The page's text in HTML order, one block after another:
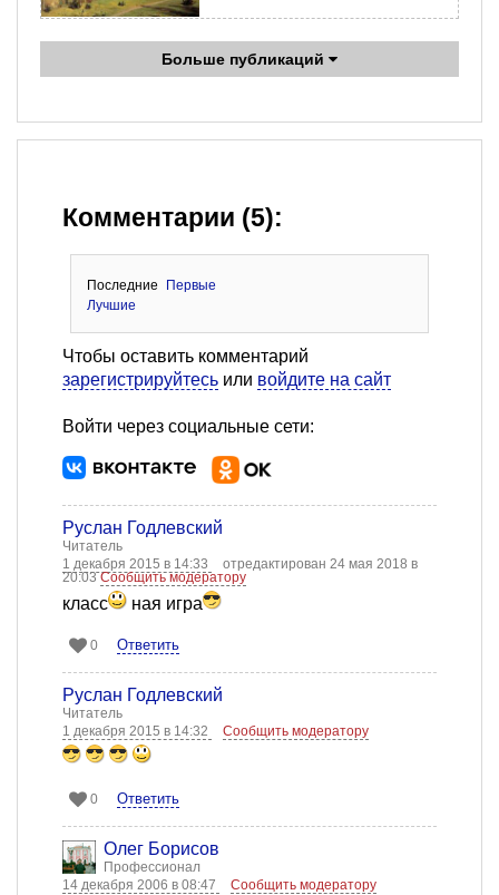
Больше публикаций
Комментарии (5):
Последние
Первые
Лучшие
Чтобы оставить комментарий
зарегистрируйтесь или войдите на сайт
Войти через социальные сети:
Руслан Годлевский
Читатель
1 декабря 2015 в 14:33
отредактирован 24 мая 2018 в
20:03Сообщить модератору
класс ная игра
0 Ответить
Руслан Годлевский
Читатель
1 декабря 2015 в 14:32
Сообщить модератору
0 Ответить
Олег Борисов
Профессионал
14 декабря 2006 в 08:47
Сообщить модератору